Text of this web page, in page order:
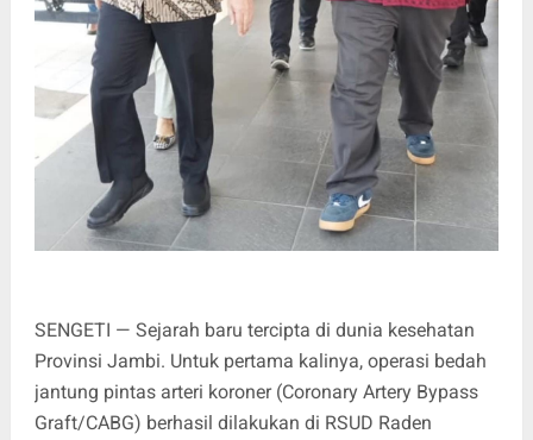
SENGETI — Sejarah baru tercipta di dunia kesehatan
Provinsi Jambi. Untuk pertama kalinya, operasi bedah
jantung pintas arteri koroner (Coronary Artery Bypass
Graft/CABG) berhasil dilakukan di RSUD Raden